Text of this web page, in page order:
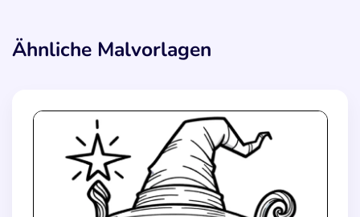
Ähnliche Malvorlagen